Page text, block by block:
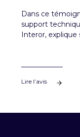
Dans ce
support
Interor, explique
dans son
Lire l’avis